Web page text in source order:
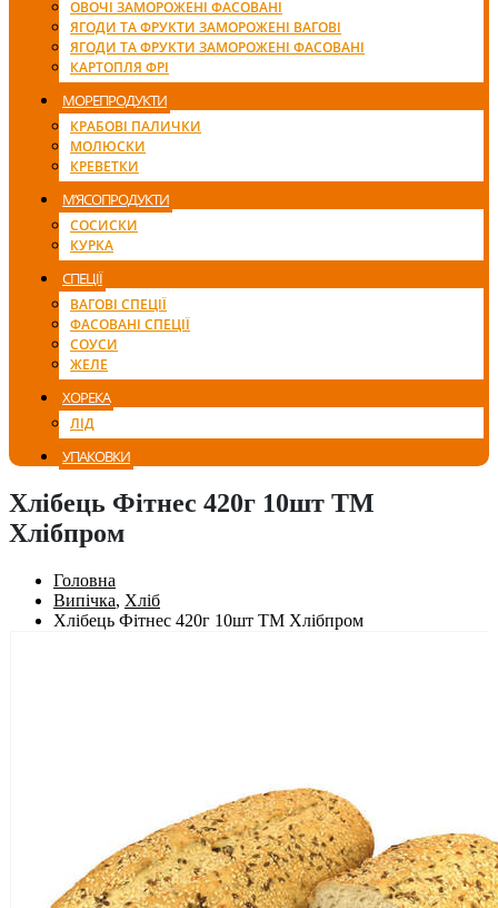
ОВОЧІ ЗАМОРОЖЕНІ ФАСОВАНІ
ЯГОДИ ТА ФРУКТИ ЗАМОРОЖЕНІ ВАГОВІ
ЯГОДИ ТА ФРУКТИ ЗАМОРОЖЕНІ ФАСОВАНІ
КАРТОПЛЯ ФРІ
МОРЕПРОДУКТИ
КРАБОВІ ПАЛИЧКИ
МОЛЮСКИ
КРЕВЕТКИ
М’ЯСОПРОДУКТИ
СОСИСКИ
КУРКА
СПЕЦІЇ
ВАГОВІ СПЕЦІЇ
ФАСОВАНІ СПЕЦІЇ
СОУСИ
ЖЕЛЕ
ХОРЕКА
ЛІД
УПАКОВКИ
Хлібець Фітнес 420г 10шт ТМ
Хлібпром
Головна
Випічка, Хліб
Хлібець Фітнес 420г 10шт ТМ Хлібпром